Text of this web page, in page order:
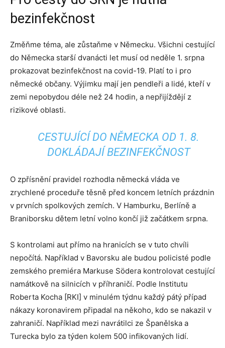
bezinfekčnost
Změňme téma, ale zůstaňme v Německu. Všichni cestující
do Německa starší dvanácti let musí od neděle 1. srpna
prokazovat bezinfekčnost na covid-19. Platí to i pro
německé občany. Výjimku mají jen pendleři a lidé, kteří v
zemi nepobydou déle než 24 hodin, a nepřijíždějí z
rizikové oblasti.
CESTUJÍCÍ DO NĚMECKA OD 1. 8.
DOKLÁDAJÍ BEZINFEKČNOST
O zpřísnění pravidel rozhodla německá vláda ve
zrychlené proceduře těsně před koncem letních prázdnin
v prvních spolkových zemích. V Hamburku, Berlíně a
Braniborsku dětem letní volno končí již začátkem srpna.
S kontrolami aut přímo na hranicích se v tuto chvíli
nepočítá. Například v Bavorsku ale budou policisté podle
zemského premiéra Markuse Södera kontrolovat cestující
namátkově na silnicích v příhraničí. Podle Institutu
Roberta Kocha [RKI] v minulém týdnu každý pátý případ
nákazy koronavirem připadal na někoho, kdo se nakazil v
zahraničí. Například mezi navrátilci ze Španělska a
Turecka bylo za týden kolem 500 infikovaných lidí.